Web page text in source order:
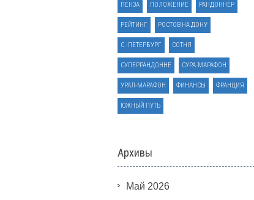
ПЕНЗА ПОЛОЖЕНИЕ РАНДОННЁР
РЕЙТИНГ РОСТОВ НА ДОНУ
С.-ПЕТЕРБУРГ СОТНЯ
СУПЕРРАНДОННЕ СУРА-МАРАФОН
УРАЛ-МАРАФОН ФИНАНСЫ ФРАНЦИЯ
ЮЖНЫЙ ПУТЬ
Архивы
Май 2026